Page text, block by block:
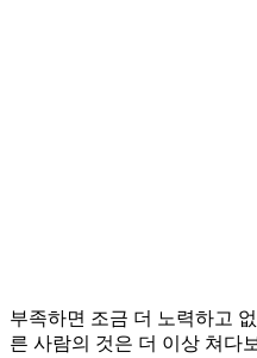
부족하면 조금 더 노력하고
른 사람의 것은 더 이상 쳐다